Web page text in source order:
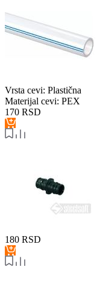
Vrsta cevi: Plastična
Materijal cevi: PEX
170 RSD
180 RSD